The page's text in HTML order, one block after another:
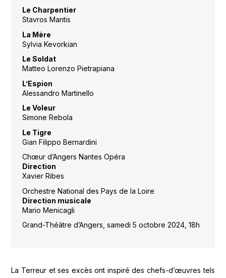
Le Charpentier
Stavros Mantis
La Mère
Sylvia Kevorkian
Le Soldat
Matteo Lorenzo Pietrapiana
L’Espion
Alessandro Martinello
Le Voleur
Simone Rebola
Le Tigre
Gian Filippo Bernardini
Chœur d’Angers Nantes Opéra
Direction
Xavier Ribes
Orchestre National des Pays de la Loire
Direction musicale
Mario Menicagli
Grand-Théâtre d’Angers, samedi 5 octobre 2024, 18h
La Terreur et ses excès ont inspiré des chefs-d’œuvres tels